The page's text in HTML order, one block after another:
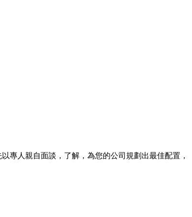
專人親自面談，了解，為您的公司規劃出最佳配置，